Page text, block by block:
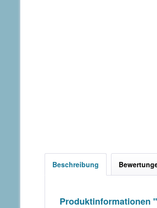
Beschreibung
Produktinformationen